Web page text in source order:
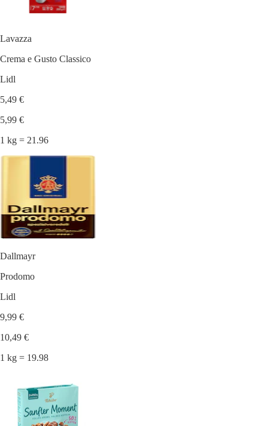
Lavazza
Crema e Gusto Classico
Lidl
5,49 €
5,99 €
1 kg = 21.96
Dallmayr
Prodomo
Lidl
9,99 €
10,49 €
1 kg = 19.98